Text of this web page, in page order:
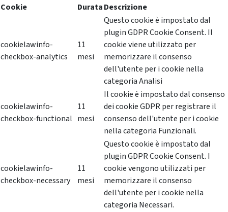
Cookie
DurataDescrizione
cookielawinfo-
checkbox-analytics
11
mesi
Questo cookie è impostato dal
plugin GDPR Cookie Consent. Il
cookie viene utilizzato per
memorizzare il consenso
dell'utente per i cookie nella
categoria Analisi
cookielawinfo-
checkbox-functional
11
mesi
Il cookie è impostato dal consenso
dei cookie GDPR per registrare il
consenso dell'utente per i cookie
nella categoria Funzionali.
cookielawinfo-
checkbox-necessary
11
mesi
Questo cookie è impostato dal
plugin GDPR Cookie Consent. I
cookie vengono utilizzati per
memorizzare il consenso
dell'utente per i cookie nella
categoria Necessari.